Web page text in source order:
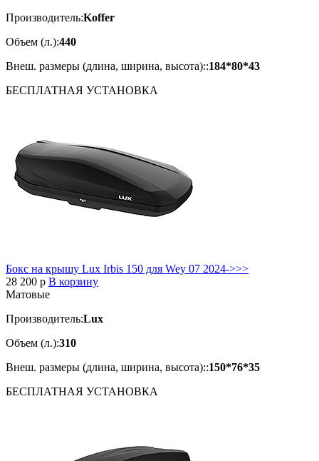
Производитель:Koffer
Объем (л.):440
Внеш. размеры (длина, ширина, высота)::184*80*43
БЕСПЛАТНАЯ УСТАНОВКА
Бокс на крышу Lux Irbis 150 для Wey 07 2024->>>
28 200 p В корзину
Матовые
Производитель:Lux
Объем (л.):310
Внеш. размеры (длина, ширина, высота)::150*76*35
БЕСПЛАТНАЯ УСТАНОВКА